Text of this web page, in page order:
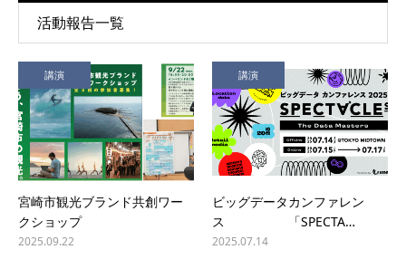
活動報告一覧
講演
宮崎市観光ブランド共創ワー
クショップ
2025.09.22
講演
ビッグデータカンファレン
ス 「SPECTA…
2025.07.14